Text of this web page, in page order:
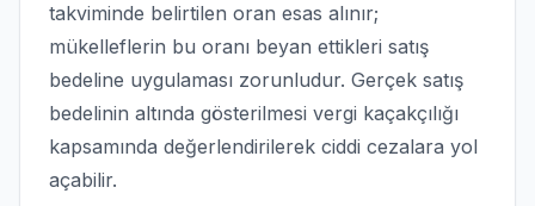
takviminde belirtilen oran esas alınır;
mükelleflerin bu oranı beyan ettikleri satış
bedeline uygulaması zorunludur. Gerçek satış
bedelinin altında gösterilmesi vergi kaçakçılığı
kapsamında değerlendirilerek ciddi cezalara yol
açabilir.